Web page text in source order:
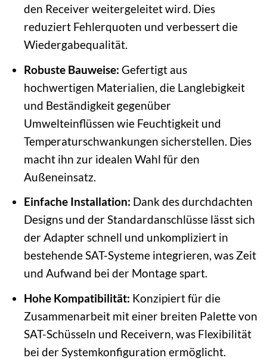
den Receiver weitergeleitet wird. Dies
reduziert Fehlerquoten und verbessert die
Wiedergabequalität.
Robuste Bauweise: Gefertigt aus
hochwertigen Materialien, die Langlebigkeit
und Beständigkeit gegenüber
Umwelteinflüssen wie Feuchtigkeit und
Temperaturschwankungen sicherstellen. Dies
macht ihn zur idealen Wahl für den
Außeneinsatz.
Einfache Installation: Dank des durchdachten
Designs und der Standardanschlüsse lässt sich
der Adapter schnell und unkompliziert in
bestehende SAT-Systeme integrieren, was Zeit
und Aufwand bei der Montage spart.
Hohe Kompatibilität: Konzipiert für die
Zusammenarbeit mit einer breiten Palette von
SAT-Schüsseln und Receivern, was Flexibilität
bei der Systemkonfiguration ermöglicht.